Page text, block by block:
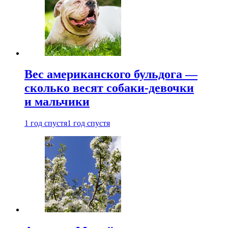
Вес американского бульдога —
сколько весят собаки-девочки
и мальчики
1 год спустя1 год спустя